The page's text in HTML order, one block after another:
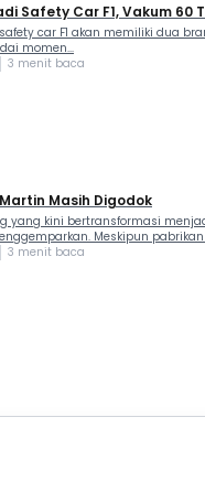
Safety Car F1, Vakum 60
car F1 akan memiliki dua
momen...
3 menit baca
Masih Digodok
yang kini bertransformasi
Meskipun pabrikan
3 menit baca